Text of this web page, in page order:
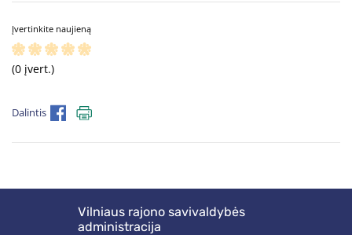
Įvertinkite naujieną
(0 įvert.)
Dalintis
Vilniaus rajono savivaldybės
administracija